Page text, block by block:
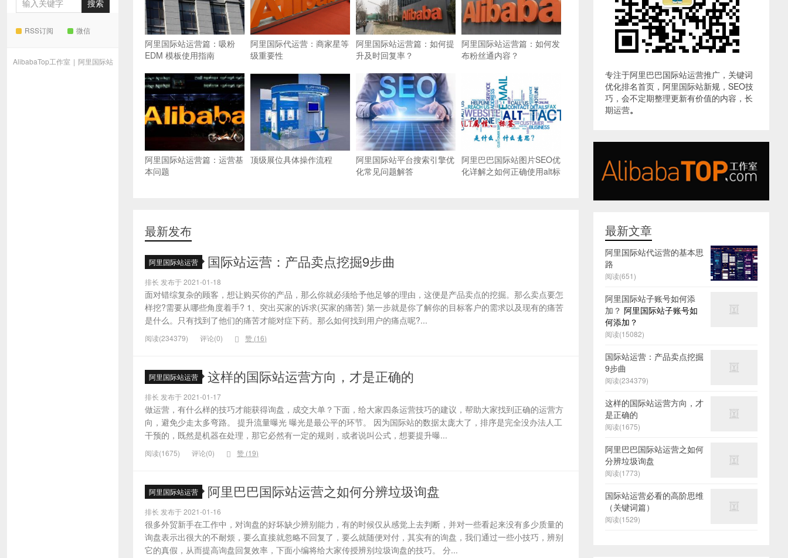
RSS订阅 微信
AlibabaTop工作室 | 阿里国际站
阿里国际站运营篇：吸粉
EDM 模板使用指南
阿里国际代运营：商家星等
级重要性
阿里国际站运营篇：如何提
升及时回复率？
阿里国际站运营篇：如何发
布粉丝通内容？
阿里国际站运营篇：运营基
本问题
顶级展位具体操作流程
阿里国际站平台搜索引擎优
化常见问题解答
阿里巴巴国际站图片SEO优
化详解之如何正确使用alt标
最新发布
阿里国际站运营 国际站运营：产品卖点挖掘9步曲
排长 发布于 2021-01-18
面对错综复杂的顾客，想让购买你的产品，那么你就必须给予他足够的理由，这便是产品卖点的挖掘。那么卖点要怎
样挖?需要从哪些角度着手? 1、突出买家的诉求(买家的痛苦) 第一步就是你了解你的目标客户的需求以及现有的痛苦
是什么。只有找到了他们的痛苦才能对症下药。那么如何找到用户的痛点呢?...
阅读(234379) 评论(0) 赞 (16)
阿里国际站运营 这样的国际站运营方向，才是正确的
排长 发布于 2021-01-17
做运营，有什么样的技巧才能获得询盘，成交大单？下面，给大家四条运营技巧的建议，帮助大家找到正确的运营方
向，避免少走太多弯路。 提升流量曝光 曝光是最公平的环节。 因为国际站的数据太庞大了，排序是完全没办法人工
干预的，既然是机器在处理，那它必然有一定的规则，或者说叫公式，想要提升曝...
阅读(1675) 评论(0) 赞 (19)
阿里国际站运营 阿里巴巴国际站运营之如何分辨垃圾询盘
排长 发布于 2021-01-16
很多外贸新手在工作中，对询盘的好坏缺少辨别能力，有的时候仅从感觉上去判断，并对一些看起来没有多少质量的
询盘表示出很大的不耐烦，要么直接就忽略不回复了，要么就随便对付，其实有的询盘，我们通过一些小技巧，辨别
它的真假，从而提高询盘回复效率，下面小编将给大家传授辨别垃圾询盘的技巧。 分...
专注于阿里巴巴国际站运营推广，关键词
优化排名首页，阿里国际站新规，SEO技
巧，会不定期整理更新有价值的内容，长
期运营。
最新文章
阿里国际站代运营的基本思
路
阅读(651)
阿里国际站子账号如何添
加？ 阿里国际站子账号如
何添加？
阅读(15082)
国际站运营：产品卖点挖掘
9步曲
阅读(234379)
这样的国际站运营方向，才
是正确的
阅读(1675)
阿里巴巴国际站运营之如何
分辨垃圾询盘
阅读(1773)
国际站运营必看的高阶思维
（关键词篇）
阅读(1529)